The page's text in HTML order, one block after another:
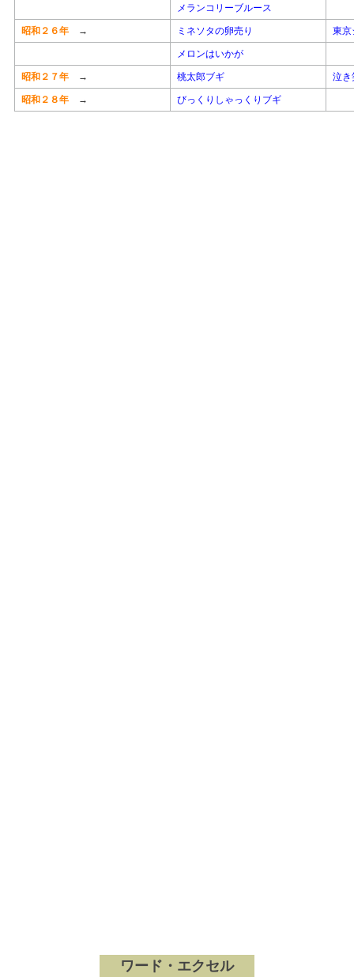
メランコリーブルース
昭和２６年 → ミネソタの卵売り 東京
メロンはいかが
昭和２７年 → 桃太郎ブギ 泣き
昭和２８年 → びっくりしゃっくりブギ
ワード・エクセル